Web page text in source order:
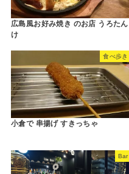
広島風お好み焼き のお店 うろたん
け
食べ歩き
小倉で 串揚げ すきっちゃ
Bar